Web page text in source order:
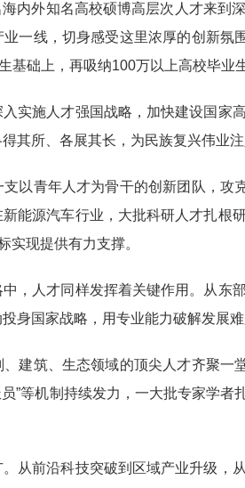
外知名高校硕博高层次人才来到
一线，切身感受这里浓厚的创新氛
基础上，再吸纳100万以上高校毕业
施人才强国战略，加快建设国家
其所、各展其长，为民族复兴伟业注
青年人才为骨干的创新团队，攻
能源汽车行业，大批科研人才扎根
实现提供有力支撑。
人才同样发挥着关键作用。从东
身国家战略，用专业能力破解发展难
筑、生态领域的顶尖人才齐聚一
员”等机制持续发力，一大批专家学
前沿科技突破到区域产业升级，从